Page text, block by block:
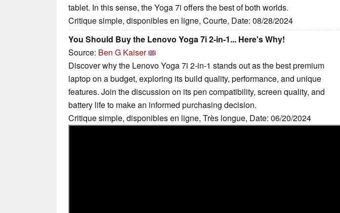
tablet. In this sense, the Yoga 7i offers the best of both worlds.
Critique simple, disponibles en ligne, Courte, Date: 08/28/2024
You Should Buy the Lenovo Yoga 7i 2-in-1... Here's Why!
Source: Ben G Kaiser
Discover why the Lenovo Yoga 7i 2-in-1 stands out as the best premium
laptop on a budget, exploring its build quality, performance, and unique
features. Join the discussion on its pen compatibility, screen quality, and
battery life to make an informed purchasing decision.
Critique simple, disponibles en ligne, Très longue, Date: 06/20/2024